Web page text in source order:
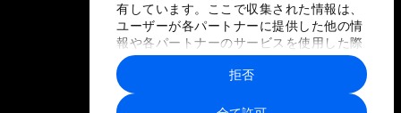
有しています。ここで収集された情報は、
ユーザーが各パートナーに提供した他の情
報や各パートナーのサービスを使用した際
に収集された情報と組み合わされ、各パー
トナーによって使用されることがありま
す。
拒否
プライバシーポリシーと利用規約